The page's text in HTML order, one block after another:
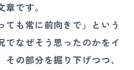
です。
ても常に前向きで」という
でなぜそう思ったのかをイ
の部分を掘り下げつつ、